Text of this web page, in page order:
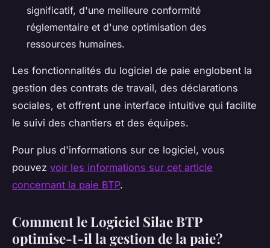
significatif, d'une meilleure conformité
réglementaire et d'une optimisation des
ressources humaines.
Les fonctionnalités du logiciel de paie englobent la
gestion des contrats de travail, des déclarations
sociales, et offrent une interface intuitive qui facilite
le suivi des chantiers et des équipes.
Pour plus d'informations sur ce logiciel, vous
pouvez voir les informations sur cet article
concernant la paie BTP.
Comment le Logiciel Silae BTP
optimise-t-il la gestion de la paie?